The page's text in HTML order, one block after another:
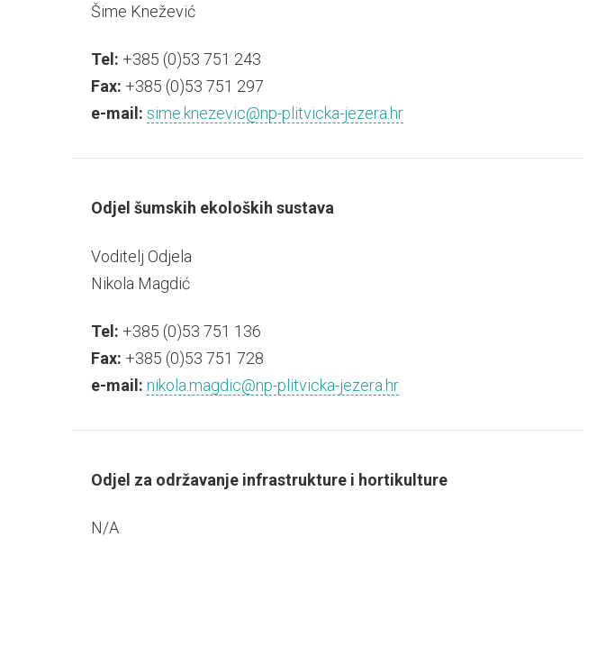
Šime Knežević
Tel: +385 (0)53 751 243
Fax: +385 (0)53 751 297
e-mail: sime.knezevic@np-plitvicka-jezera.hr
Odjel šumskih ekoloških sustava
Voditelj Odjela
Nikola Magdić
Tel: +385 (0)53 751 136
Fax: +385 (0)53 751 728
e-mail: nikola.magdic@np-plitvicka-jezera.hr
Odjel za održavanje infrastrukture i hortikulture
N/A